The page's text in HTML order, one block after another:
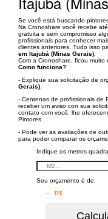
Se você está buscando
Na Cronoshare você recebe
gratuita e sem compromisso
profissionais para conhecer
clientes anteriores. Tudo isso
em Itajubá (Minas Gerais)
Com a Cronoshare, ficou muito
Como funciona?
- Explique sua solicitação de
Gerais)
- Centenas de profissionais de
receber um aviso con sua
contato com você, lhe
Pintores.
- Pode ver as avaliações de
para poder comparar os
Indique os metros
Seu orçamento é de:
– R$